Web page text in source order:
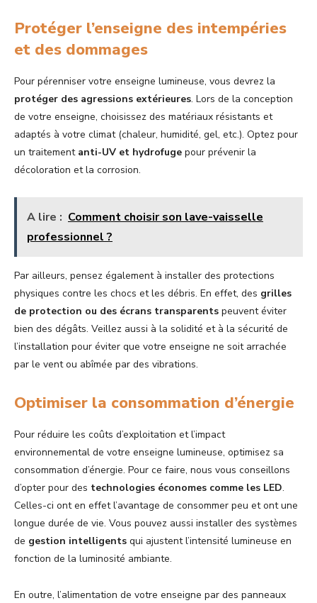
Protéger l’enseigne des intempéries
et des dommages
Pour pérenniser votre enseigne lumineuse, vous devrez la
protéger des agressions extérieures. Lors de la conception
de votre enseigne, choisissez des matériaux résistants et
adaptés à votre climat (chaleur, humidité, gel, etc.). Optez pour
un traitement anti-UV et hydrofuge pour prévenir la
décoloration et la corrosion.
A lire : Comment choisir son lave-vaisselle
professionnel ?
Par ailleurs, pensez également à installer des protections
physiques contre les chocs et les débris. En effet, des grilles
de protection ou des écrans transparents peuvent éviter
bien des dégâts. Veillez aussi à la solidité et à la sécurité de
l’installation pour éviter que votre enseigne ne soit arrachée
par le vent ou abîmée par des vibrations.
Optimiser la consommation d’énergie
Pour réduire les coûts d’exploitation et l’impact
environnemental de votre enseigne lumineuse, optimisez sa
consommation d’énergie. Pour ce faire, nous vous conseillons
d’opter pour des technologies économes comme les LED.
Celles-ci ont en effet l’avantage de consommer peu et ont une
longue durée de vie. Vous pouvez aussi installer des systèmes
de gestion intelligents qui ajustent l’intensité lumineuse en
fonction de la luminosité ambiante.
En outre, l’alimentation de votre enseigne par des panneaux